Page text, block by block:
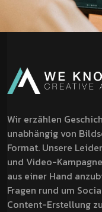
Wir erzählen
unabhängig von
Format. Unsere
und Video-
aus einer Hand
Fragen rund um
Content-Erstellung